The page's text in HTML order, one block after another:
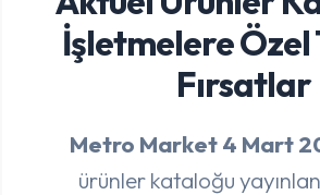
İşletmelere Özel
Fırsatlar
Metro Market 4 Mart
ürünler kataloğu